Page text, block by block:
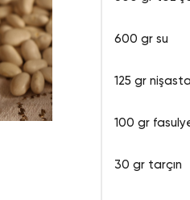
600 gr su
125 gr nişasta
100 gr
30 gr tarçın